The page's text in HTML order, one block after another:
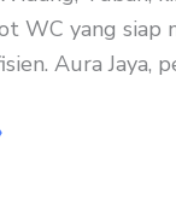
WC yang siap
Aura Jaya,